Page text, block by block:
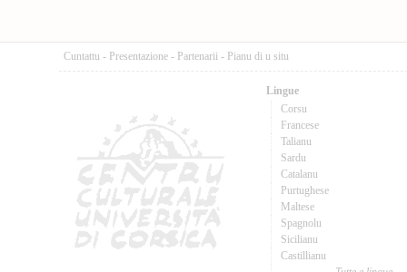
Cuntattu - Presentazione - Partenarii - Pianu di u situ
Lingue
Corsu
Francese
Talianu
Sardu
Catalanu
Purtughese
Maltese
Spagnolu
Sicilianu
Castillianu